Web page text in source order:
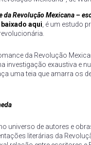
da Revolução Mexicana –
aqui , é um estudo
da Revolução
investigação exaustiva e
uma teia que amarra os
universo de autores e
literárias da